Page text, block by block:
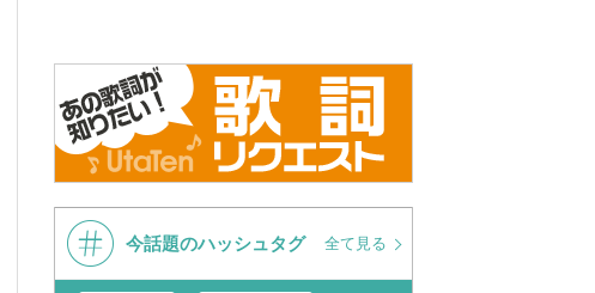
今話題のハッシュタグ 全て見る